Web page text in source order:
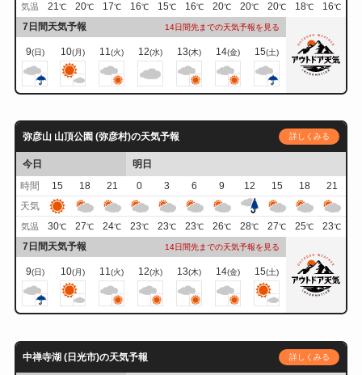
気温 21℃ 20℃ 17℃ 16℃ 15℃ 16℃ 20℃ 20℃ 20℃ 18℃ 16℃
7日間天気予報 14日間先までの天気予報を見る
9(日) 10(月) 11(火) 12(水) 13(木) 14(金) 15(土)
弥彦山 山頂公園 (弥彦村)の天気予報 詳しくみる
今日
明日
時間
15 18 21 0 3 6 9 12 15 18
21
天気
気温 30℃ 27℃ 24℃ 23℃ 23℃ 23℃ 26℃ 28℃ 27℃ 25℃ 23℃
7日間天気予報 14日間先までの天気予報を見る
9(日) 10(月) 11(火) 12(水) 13(木) 14(金) 15(土)
中禅寺湖 (日光市)の天気予報 詳しくみる